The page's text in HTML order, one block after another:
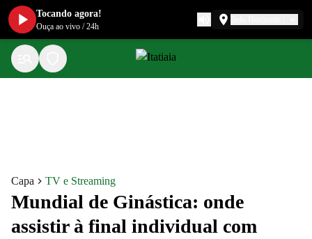
Capa TV e Streaming
Mundial de Ginástica: onde
assistir à final individual com
Tocando agora!
Ouça ao vivo /24h